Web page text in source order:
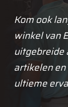
Kom ook
winkel van
uitgebreide
artikelen
ultieme